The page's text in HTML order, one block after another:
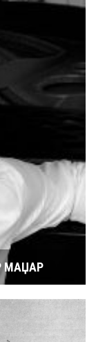
МАЏАР